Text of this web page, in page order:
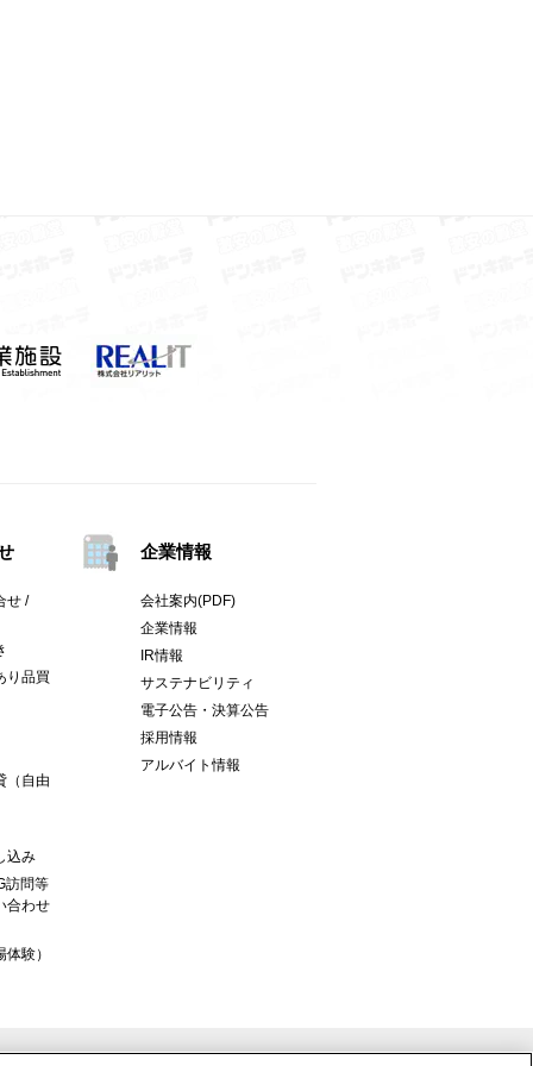
せ /
り品買
（自由
込み
訪問等
合わせ
験）
企業情報
会社案内(PDF)
企業情報
IR情報
サステナビリティ
電子公告・決算公告
採用情報
アルバイト情報